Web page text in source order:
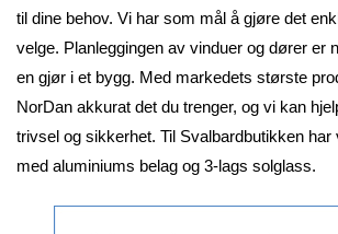
til dine behov. Vi har som mål å gjøre det
velge. Planleggingen av vinduer og dører er
en gjør i et bygg. Med markedets største
NorDan akkurat det du trenger, og vi kan
trivsel og sikkerhet. Til Svalbardbutikken har
med aluminiums belag og 3-lags solglass.